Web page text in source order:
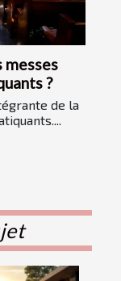
messes
?
de la